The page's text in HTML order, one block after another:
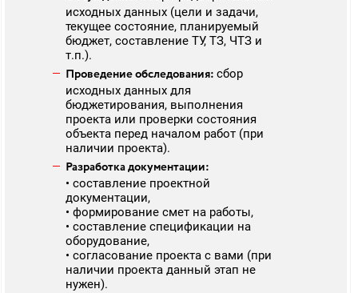
исходных данных (цели и задачи,
текущее состояние, планируемый
бюджет, составление ТУ, ТЗ, ЧТЗ и
т.п.).
Проведение обследования: сбор
исходных данных для
бюджетирования, выполнения
проекта или проверки состояния
объекта перед началом работ (при
наличии проекта).
Разработка документации:
• составление проектной
документации,
• формирование смет на работы,
• составление спецификации на
оборудование,
• согласование проекта с вами (при
наличии проекта данный этап не
нужен).